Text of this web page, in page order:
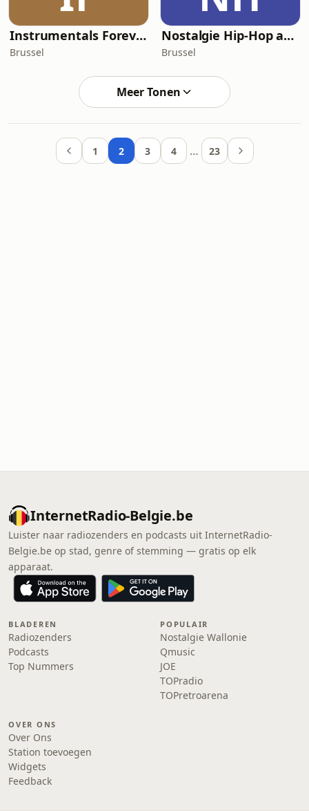
Instrumentals Forever
Brussel
Nostalgie Hip-Hop and R'n'B Classics by Daddy K live
Brussel
Meer Tonen
1 2 3 4 … 23
InternetRadio-Belgie.be
Luister naar radiozenders en podcasts uit InternetRadio-
Belgie.be op stad, genre of stemming — gratis op elk
apparaat.
BLADEREN
Radiozenders
Podcasts
Top Nummers
POPULAIR
Nostalgie Wallonie
Qmusic
JOE
TOPradio
TOPretroarena
OVER ONS
Over Ons
Station toevoegen
Widgets
Feedback